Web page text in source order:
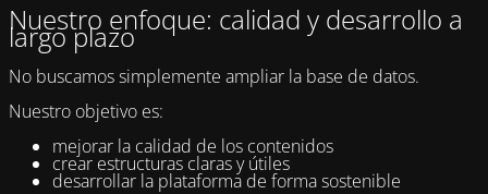
Nuestro enfoque: calidad y desarrollo a
largo plazo
No buscamos simplemente ampliar la base de datos.
Nuestro objetivo es:
mejorar la calidad de los contenidos
crear estructuras claras y útiles
desarrollar la plataforma de forma sostenible